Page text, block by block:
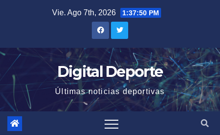
Vie. Ago 7th, 2026 1:37:51 PM
Digital Deporte
Últimas noticias deportivas